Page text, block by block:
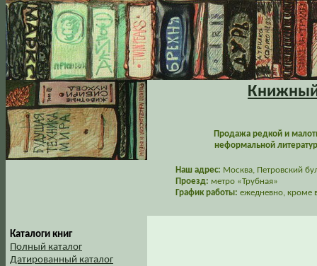
Книжный
Продажа редкой и
неформальной
Наш адрес: Москва, Петровский
Проезд: метро «Трубная»
График работы: ежедневно, кроме
Каталоги книг
Полный каталог
Датированный каталог